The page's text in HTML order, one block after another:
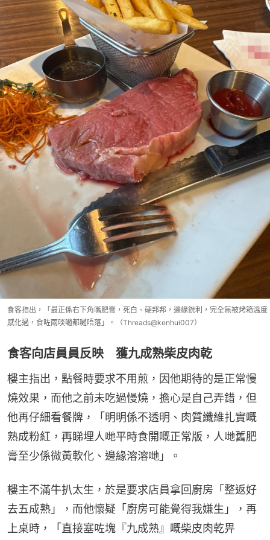
食客指出，「最正係右下角嚿肥膏，死白、硬邦邦，邊緣銳利，完全無被烤箱溫度
感化過，食咗兩啖𡁻都𡁻唔落」。（Threads@kenhui007）
食客向店員員反映 獲九成熟柴皮肉乾
樓主指出，點餐時要求不用煎，因他期待的是正常慢
燒效果，而他之前未吃過慢燒，擔心是自己弄錯，但
他再仔細看餐牌，「明明係不透明、肉質纖維扎實嘅
熟成粉紅，再睇埋人哋平時食開嘅正常版，人哋舊肥
膏至少係微黃軟化、邊緣溶溶哋」。
樓主不滿牛扒太生，於是要求店員拿回廚房「整返好
去五成熟」，而他懷疑「廚房可能覺得我嫌生」，再
上桌時，「直接塞咗塊『九成熟』嘅柴皮肉乾畀